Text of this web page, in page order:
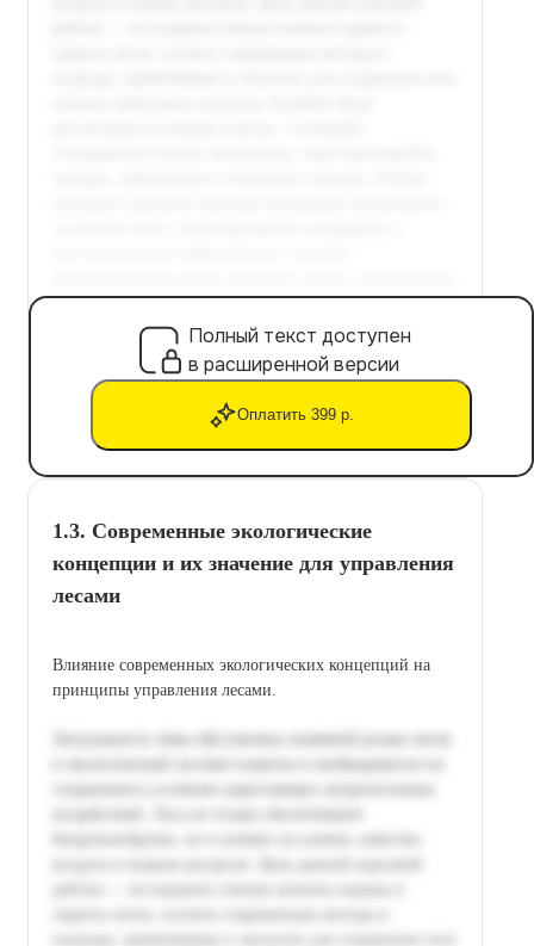
Полный текст доступен
в расширенной версии
Оплатить 399 р.
1.3. Современные экологические
концепции и их значение для управления
лесами
Влияние современных экологических концепций на
принципы управления лесами.